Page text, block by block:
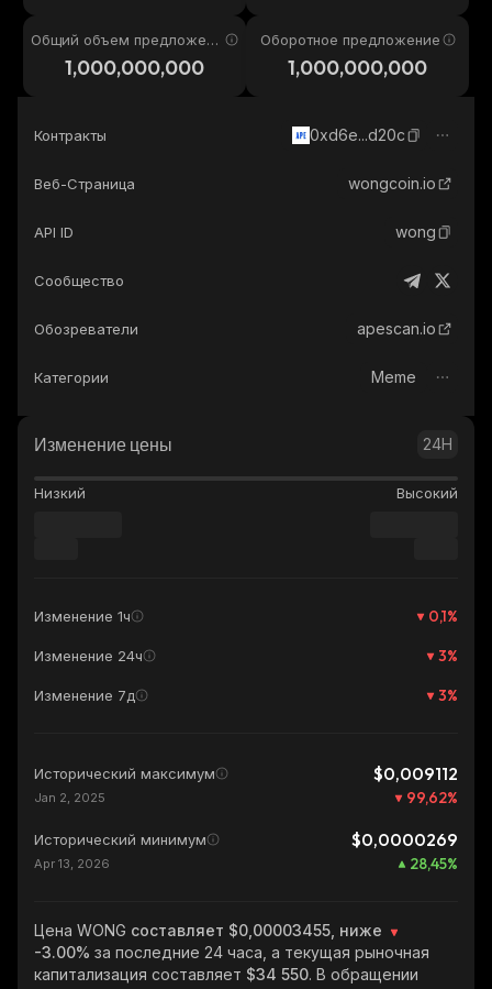
Общий объем предложени
1,000,000,000
Оборотное предложение
1,000,000,000
Контракты 0xd6e...d20c
Веб-Страница wongcoin.io
API ID wong
Сообщество
Обозреватели apescan.io
Категории Meme
Изменение цены 24H
Низкий Высокий
Изменение 1ч 0,1%
Изменение 24ч 3%
Изменение 7д 3%
Исторический максимум $0,009112
Jan 2, 2025 99,62%
Исторический минимум $0,0000269
Apr 13, 2026 28,45%
Цена WONG составляет $0,00003455, ниже
-3.00% за последние 24 часа, а текущая рыночная
капитализация составляет $34 550. В обращении